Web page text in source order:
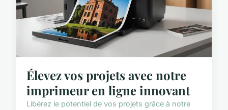
Élevez vos projets avec notre
imprimeur en ligne innovant
Libérez le potentiel de vos projets grâce à notre